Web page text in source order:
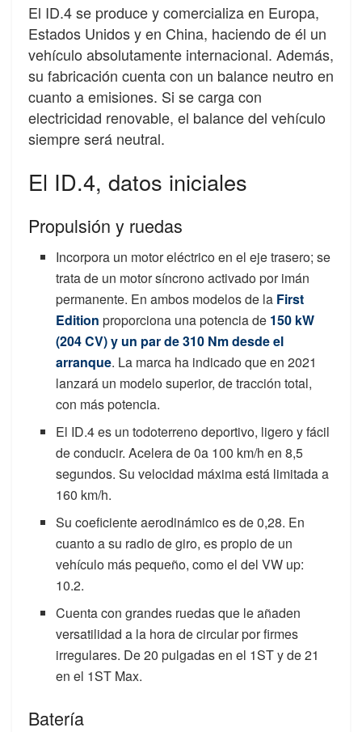
El ID.4 se produce y comercializa en Europa,
Estados Unidos y en China, haciendo de él un
vehículo absolutamente internacional. Además,
su fabricación cuenta con un balance neutro en
cuanto a emisiones. Si se carga con
electricidad renovable, el balance del vehículo
siempre será neutral.
El ID.4, datos iniciales
Propulsión y ruedas
Incorpora un motor eléctrico en el eje trasero; se
trata de un motor síncrono activado por imán
permanente. En ambos modelos de la First
Edition proporciona una potencia de 150 kW
(204 CV) y un par de 310 Nm desde el
arranque. La marca ha indicado que en 2021
lanzará un modelo superior, de tracción total,
con más potencia.
El ID.4 es un todoterreno deportivo, ligero y fácil
de conducir. Acelera de 0a 100 km/h en 8,5
segundos. Su velocidad máxima está limitada a
160 km/h.
Su coeficiente aerodinámico es de 0,28. En
cuanto a su radio de giro, es propio de un
vehículo más pequeño, como el del VW up:
10.2.
Cuenta con grandes ruedas que le añaden
versatilidad a la hora de circular por firmes
irregulares. De 20 pulgadas en el 1ST y de 21
en el 1ST Max.
Batería